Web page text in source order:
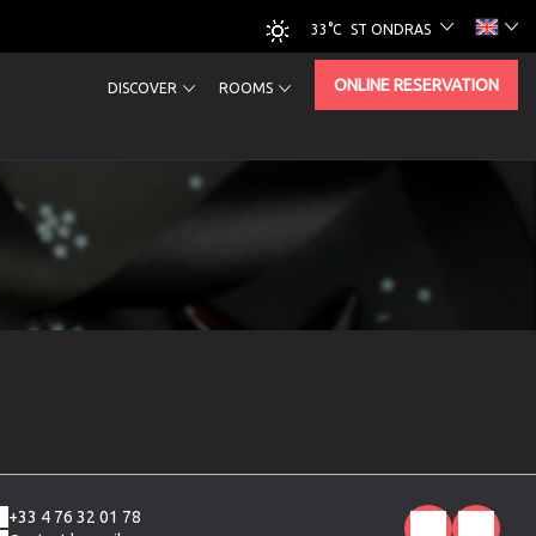
33°C ST ONDRAS
DISCOVER ROOMS ONLINE RESERVATION
+33 4 76 32 01 78